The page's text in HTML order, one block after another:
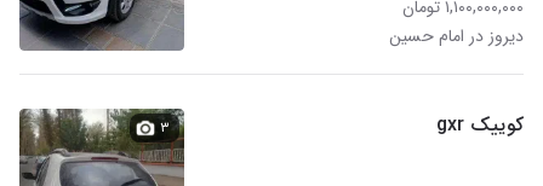
۱,۱۰۰,۰۰۰,۰۰۰ تومان
دیروز در امام حسین
کوییک gxr ۳